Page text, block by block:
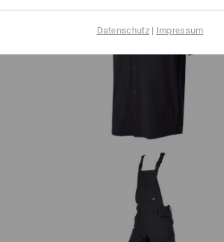
Arbeitshemd e.s.t:aktik, kurzarm
Latzhose e.s.t:aktik light ripstop
Datenschutz| Impressum